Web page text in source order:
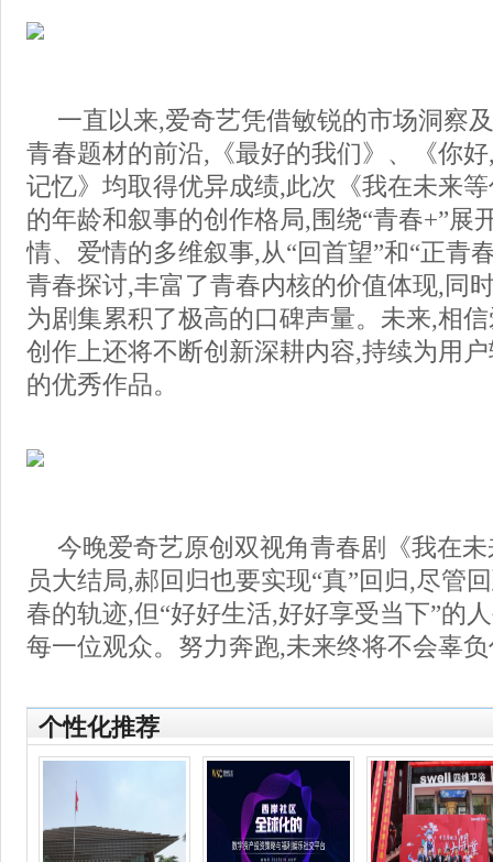
一直以来,爱奇艺凭借敏锐的市场洞察
青春题材的前沿,《最好的我们》、《你
记忆》均取得优异成绩,此次《我在未来
的年龄和叙事的创作格局,围绕“青春+”展
情、爱情的多维叙事,从“回首望”和“正青
青春探讨,丰富了青春内核的价值体现,同
为剧集累积了极高的口碑声量。未来,相
创作上还将不断创新深耕内容,持续为用
的优秀作品。
今晚爱奇艺原创双视角青春剧《我在
员大结局,郝回归也要实现“真”回归,尽管
春的轨迹,但“好好生活,好好享受当下”的
每一位观众。努力奔跑,未来终将不会辜
个性化推荐